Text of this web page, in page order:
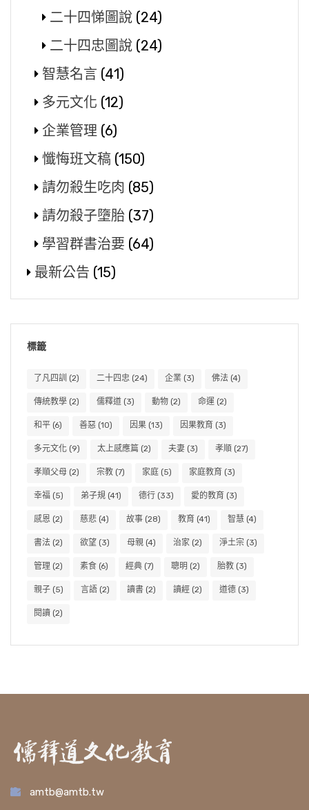
二十四悌圖說 (24)
二十四忠圖說 (24)
智慧名言 (41)
多元文化 (12)
企業管理 (6)
懺悔班文稿 (150)
請勿殺生吃肉 (85)
請勿殺子墮胎 (37)
學習群書治要 (64)
最新公告 (15)
標籤
了凡四訓 (2) 二十四忠 (24) 企業 (3) 佛法 (4)
傳統教學 (2) 儒釋道 (3) 動物 (2) 命運 (2)
和平 (6) 善惡 (10) 因果 (13) 因果教育 (3)
多元文化 (9) 太上感應篇 (2) 夫妻 (3) 孝順 (27)
孝順父母 (2) 宗教 (7) 家庭 (5) 家庭教育 (3)
幸福 (5) 弟子規 (41) 德行 (33) 愛的教育 (3)
感恩 (2) 慈悲 (4) 故事 (28) 教育 (41) 智慧 (4)
書法 (2) 欲望 (3) 母親 (4) 治家 (2) 淨土宗 (3)
管理 (2) 素食 (6) 經典 (7) 聰明 (2) 胎教 (3)
親子 (5) 言語 (2) 讀書 (2) 讀經 (2) 道德 (3)
閱讀 (2)
amtb@amtb.tw